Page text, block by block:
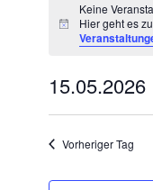
FÜR
MAI
2026
Hinweis
Keine
Hier geht es
15.05.2026
Vorheriger Tag